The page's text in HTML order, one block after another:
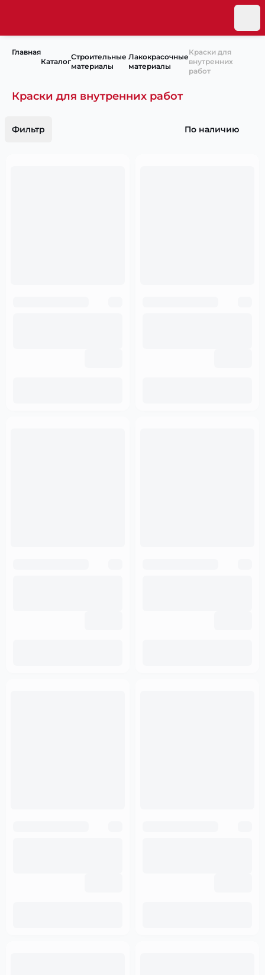
Главная
Каталог
Строительные
материалы
Лакокрасочные
материалы
Краски для
внутренних
работ
Краски для внутренних работ
Фильтр По наличию